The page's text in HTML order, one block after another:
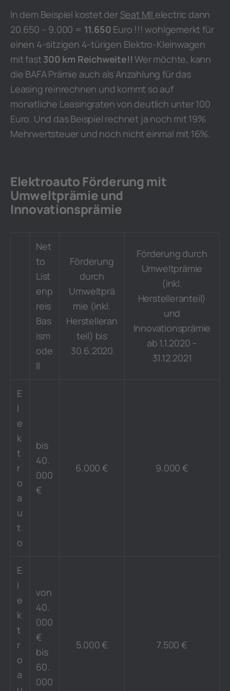
In dem Beispiel kostet der Seat MII electric dann
20.650 – 9.000 = 11.650 Euro !!! wohlgemerkt für
einen 4-sitzigen 4-türigen Elektro-Kleinwagen
mit fast300 km Reichweite!! Wer möchte, kann
die BAFA Prämie auch als Anzahlung für das
Leasing reinrechnen und kommt so auf
monatliche Leasingraten von deutlich unter 100
Euro. Und das Beispiel rechnet ja noch mit 19%
Mehrwertsteuer und noch nicht einmal mit 16%.
Elektroauto Förderung mit
Umweltprämie und
Innovationsprämie
Net
to
List
enp
reis
Bas
ism
ode
ll
Förderung
durch
Umweltprä
mie (inkl.
Herstelleran
teil) bis
30.6.2020
Förderung durch
Umweltprämie
(inkl.
Herstelleranteil)
und
Innovationsprämie
ab 1.1.2020 –
31.12.2021
E
l
e
k
t
r
o
a
u
t
o
bis
40.
000
€
6.000 € 9.000 €
E
l
e
k
t
r
o
a
von
40.
000
€
bis
60.
000
5.000 € 7.500 €